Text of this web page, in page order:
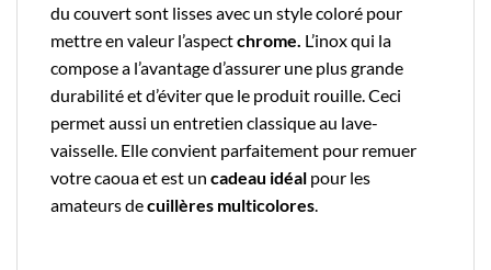
du couvert sont lisses avec un style coloré pour
mettre en valeur l’aspectchrome. L’inoxqui la
compose a l’avantage d’assurer une plus grande
durabilité et d’éviter que le produit rouille. Ceci
permet aussi un entretien classique au lave-
vaisselle. Elle convient parfaitement pour remuer
votre caoua et est un cadeau idéal pour les
amateurs decuillères multicolores